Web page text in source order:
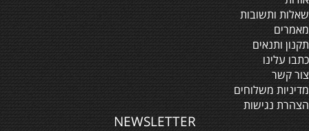
שאלות ותשובות
מאמרים
תקנון ותנאים
כתבו עלינו
צור קשר
מדיניות משלוחים
הצהרת נגישות
NEWSLETTER